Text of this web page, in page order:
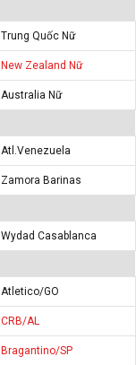
Trung Quốc Nữ
New Zealand Nữ
Australia Nữ
Atl.Venezuela
Zamora Barinas
Wydad Casablanca
Atletico/GO
CRB/AL
Bragantino/SP